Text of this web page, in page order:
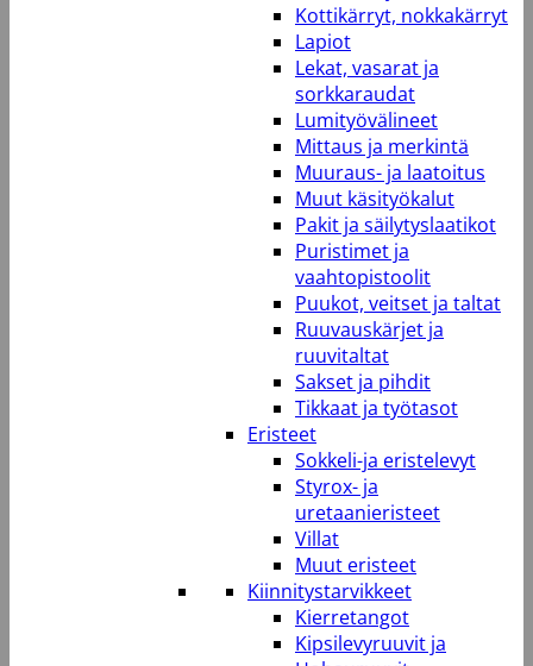
Kottikärryt, nokkakärryt
Lapiot
Lekat, vasarat ja
sorkkaraudat
Lumityövälineet
Mittaus ja merkintä
Muuraus- ja laatoitus
Muut käsityökalut
Pakit ja säilytyslaatikot
Puristimet ja
vaahtopistoolit
Puukot, veitset ja taltat
Ruuvauskärjet ja
ruuvitaltat
Sakset ja pihdit
Tikkaat ja työtasot
Eristeet
Sokkeli-ja eristelevyt
Styrox- ja
uretaanieristeet
Villat
Muut eristeet
Kiinnitystarvikkeet
Kierretangot
Kipsilevyruuvit ja